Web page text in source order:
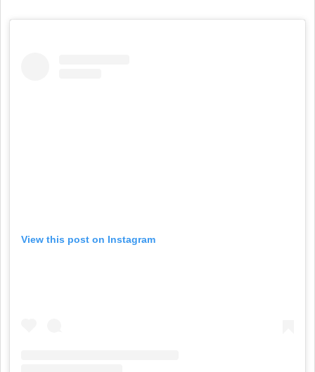
View this post on Instagram